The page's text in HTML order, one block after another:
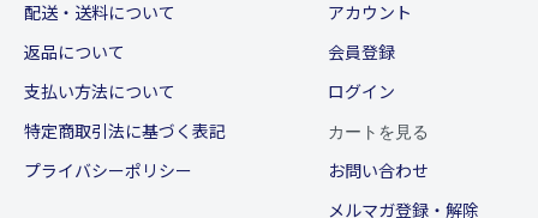
配送・送料について
返品について
支払い方法について
特定商取引法に基づく表記
プライバシーポリシー
アカウント
会員登録
ログイン
カートを見る
お問い合わせ
メルマガ登録・解除